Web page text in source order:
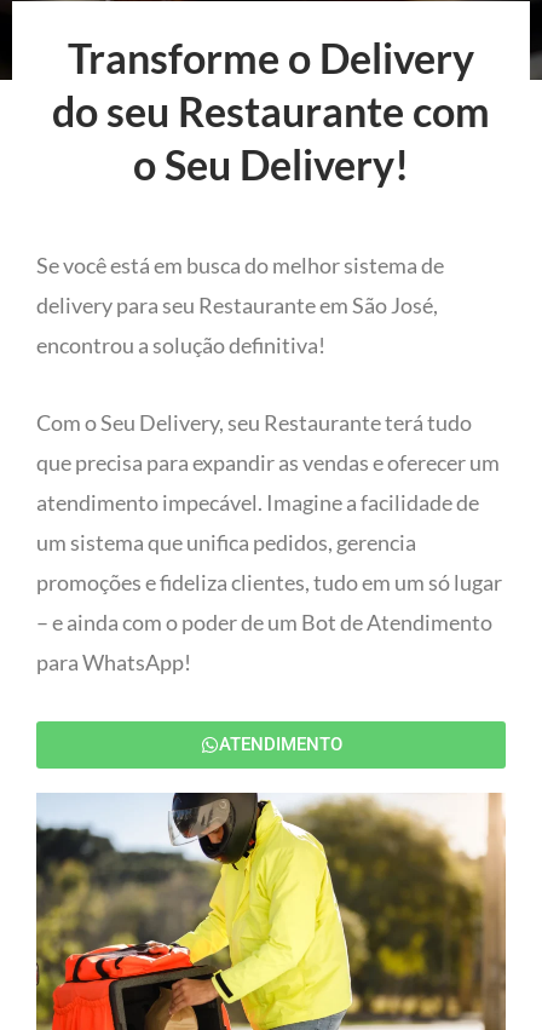
Transforme o Delivery
do seu Restaurante com
o Seu Delivery!
Se você está em busca do melhor sistema de
delivery para seu Restaurante em São José,
encontrou a solução definitiva!
Com o Seu Delivery, seu Restaurante terá tudo
que precisa para expandir as vendas e oferecer um
atendimento impecável. Imagine a facilidade de
um sistema que unifica pedidos, gerencia
promoções e fideliza clientes, tudo em um só lugar
– e ainda com o poder de um Bot de Atendimento
para WhatsApp!
ATENDIMENTO